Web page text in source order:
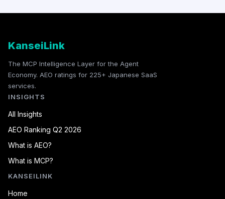
KanseiLink
The MCP Intelligence Layer for the Agent
Economy. AEO ratings for 225+ Japanese SaaS
services.
INSIGHTS
All Insights
AEO Ranking Q2 2026
What is AEO?
What is MCP?
KANSEILINK
Home